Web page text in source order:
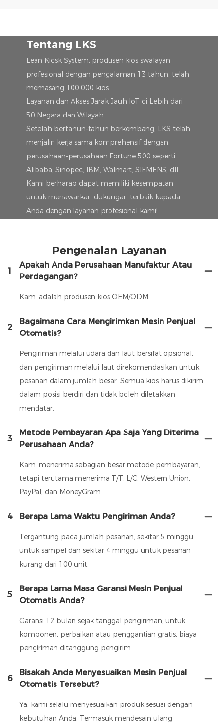
Tentang LKS
Lean Kiosk System, produsen kios swalayan
profesional dengan pengalaman 13 tahun, telah
memasang 100.000 kios.
Layanan dan Akses Jarak Jauh IoT di Lebih dari
50 Negara dan Wilayah.
Setelah bertahun-tahun berkembang, LKS telah
menjalin kerja sama komprehensif dengan
perusahaan-perusahaan Fortune 500 seperti
Alibaba, Sinopec, IBM, Walmart, SIEMENS, dll.
Kami berharap dapat memiliki kesempatan
untuk menawarkan dukungan terbaik kepada
Anda dengan layanan profesional kami!
Pengenalan Layanan
1
Apakah Anda Perusahaan Manufaktur Atau
Perdagangan?
Kami adalah produsen kios OEM/ODM.
2
Bagaimana Cara Mengirimkan Mesin Penjual
Otomatis?
Pengiriman melalui udara dan laut bersifat opsional,
dan pengiriman melalui laut direkomendasikan untuk
pesanan dalam jumlah besar. Semua kios harus dikirim
dalam posisi berdiri dan tidak boleh diletakkan
mendatar.
3
Metode Pembayaran Apa Saja Yang Diterima
Perusahaan Anda?
Kami menerima sebagian besar metode pembayaran,
tetapi terutama menerima T/T, L/C, Western Union,
PayPal, dan MoneyGram.
4 Berapa Lama Waktu Pengiriman Anda?
Tergantung pada jumlah pesanan, sekitar 5 minggu
untuk sampel dan sekitar 4 minggu untuk pesanan
kurang dari 100 unit.
5
Berapa Lama Masa Garansi Mesin Penjual
Otomatis Anda?
Garansi 12 bulan sejak tanggal pengiriman, untuk
komponen, perbaikan atau penggantian gratis, biaya
pengiriman ditanggung pengirim.
6
Bisakah Anda Menyesuaikan Mesin Penjual
Otomatis Tersebut?
Ya, kami selalu menyesuaikan produk sesuai dengan
kebutuhan Anda. Termasuk mendesain ulang